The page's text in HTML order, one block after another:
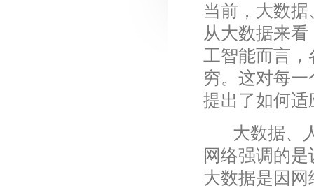
当前，大数
从大数据来
工智能而言
穷。这对每
提出了如何
大数据、人
网络强调的
大数据是因